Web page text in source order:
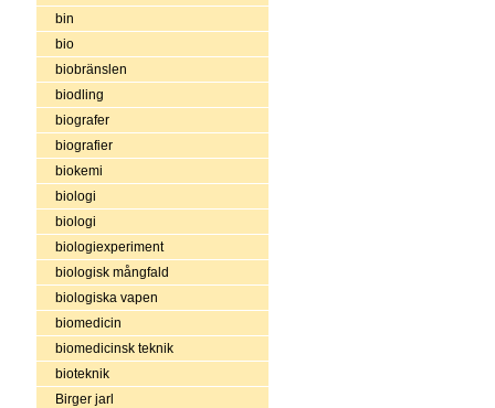
bin
bio
biobränslen
biodling
biografer
biografier
biokemi
biologi
biologi
biologiexperiment
biologisk mångfald
biologiska vapen
biomedicin
biomedicinsk teknik
bioteknik
Birger jarl